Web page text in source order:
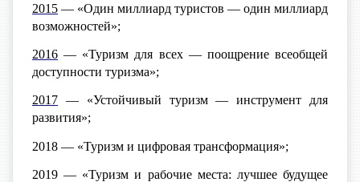
2015 — «Один миллиард туристов — один миллиард
возможностей»;
2016 — «Туризм для всех — поощрение всеобщей
доступности туризма»;
2017 — «Устойчивый туризм — инструмент для
развития»;
2018 — «Туризм и цифровая трансформация»;
2019 — «Туризм и рабочие места: лучшее будущее